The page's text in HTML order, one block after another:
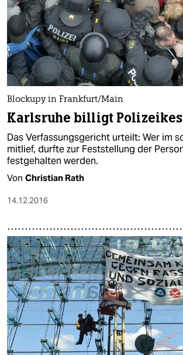
abo
genossenschaft
epaper login
Blockupy in Frankfurt/Main
Karlsruhe billigt
Das Verfassungsgericht urteilt: Wer im
mitlief, durfte zur Feststellung der
festgehalten werden.
Von Christian Rath
14.12.2016